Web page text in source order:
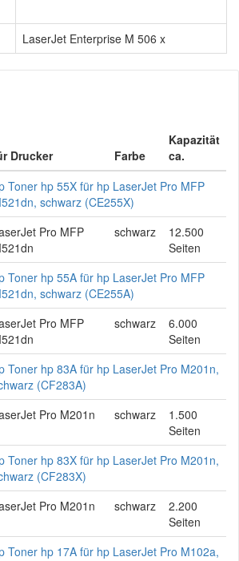
LaserJet Enterprise M 506 x
Drucker Farbe
Kapazität
ca.
Toner hp 55X für hp LaserJet Pro MFP
schwarz (CE255X)
Pro MFP
schwarz
12.500
Seiten
Toner hp 55A für hp LaserJet Pro MFP
schwarz (CE255A)
Pro MFP
schwarz
6.000
Seiten
Toner hp 83A für hp LaserJet Pro M201n,
(CF283A)
Pro M201n
schwarz
1.500
Seiten
Toner hp 83X für hp LaserJet Pro M201n,
(CF283X)
Pro M201n
schwarz
2.200
Seiten
Toner hp 17A für hp LaserJet Pro M102a,